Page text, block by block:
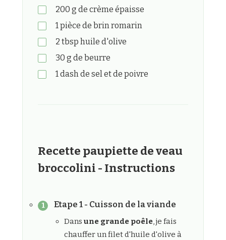
200 g de crème épaisse
1pièce de brin romarin
2 tbsp huile d'olive
30 g de beurre
1dashde sel et de poivre
Recette paupiette de veau
broccolini - Instructions
Etape 1 - Cuisson de la viande
Dans une grande poêle, je fais
chauffer un filet d'huile d'olive à